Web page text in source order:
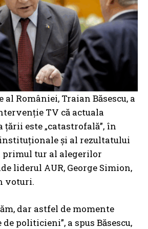
al României, Traian Băsescu, a
TV că actuala
este „catastrofală”, în
și al rezultatului
tur al alegerilor
liderul AUR, George Simion,
voturi.
dar astfel de momente
politicieni”, a spus Băsescu,